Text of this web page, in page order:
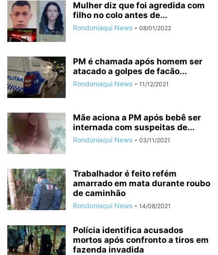
Mulher diz que foi agredida com
filho no colo antes de...
Rondoniaqui News - 08/01/2022
PM é chamada após homem ser
atacado a golpes de facão...
Rondoniaqui News - 11/12/2021
Mãe aciona a PM após bebê ser
internada com suspeitas de...
Rondoniaqui News - 03/11/2021
Trabalhador é feito refém
amarrado em mata durante roubo
de caminhão
Rondoniaqui News - 14/08/2021
Polícia identifica acusados
mortos após confronto a tiros em
fazenda invadida